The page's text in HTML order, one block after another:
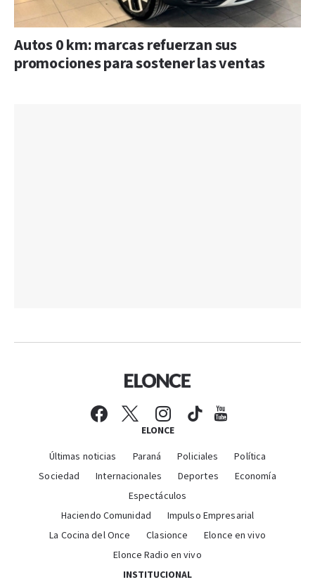
Autos 0 km: marcas refuerzan sus
promociones para sostener las ventas
ELONCE
Últimas noticias Paraná Policiales
Política
Sociedad
Internacionales Deportes
Economía
Espectáculos
Haciendo Comunidad
Impulso Empresarial
La Cocina del Once
Clasionce
Elonce en vivo
Elonce Radio en vivo
INSTITUCIONAL